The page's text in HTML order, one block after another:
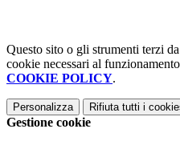
Questo sito o gli strumenti terzi
cookie necessari al
COOKIE POLICY.
Personalizza Rifiuta tutti i
Gestione cookie